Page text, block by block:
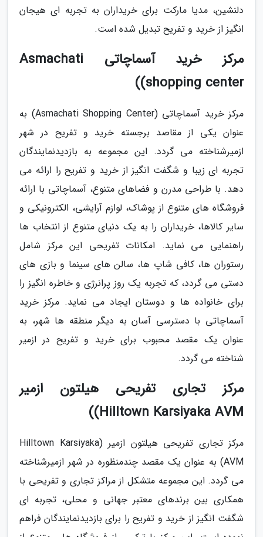
دلنشین، مدیا مارکت برای خریداران به تجربه ای هیجان
انگیز از خرید و تفریح تبدیل شده است.
مرکز خرید آسماچاتی Asmachati
shopping center))
مرکز خرید آسماچاتی (Asmachati Shopping Center) به
عنوان یکی از مقاصد برجسته خرید و تفریح در شهر
ازمیرشناخته می گردد. این مجموعه به بازدیدنمایندگان
تجربه ای زیبا و شگفت انگیز از خرید و تفریح را ارائه می
دهد. با طراحی مدرن و فضاهای متنوع، آسماچاتی با ارائه
فروشگاه های متنوع از پوشاک، لوازم آرایشی، الکترونیکی و
سایر کالاها، خریداران را به یک دنیای متنوع از انتخاب ها
راهنمایی می نماید. امکانات تفریحی این مرکز شامل
رستوران ها، کافی شاپ ها، سالن های سینما و بازی های
دستی می گردد، که تجربه یک روز پرانرژی و خاطره انگیز را
برای خانواده ها و دوستان ایجاد می نماید. مرکز خرید
آسماچاتی با دسترسی آسان به دیگر منطقه ها شهر، به
عنوان یک مقصد محبوب برای خرید و تفریح در ازمیر
شناخته می گردد.
مرکز تجاری تفریحی هیلتون ازمیر
Hilltown Karsiyaka AVM))
مرکز تجاری تفریحی هیلتون ازمیر (Hilltown Karsiyaka
AVM) به عنوان یک مقصد چندمنظوره در شهر ازمیرشناخته
می گردد. این مجموعه متشکل از مراکز تجاری و تفریحی با
همکاری بین برندهای معتبر جهانی و محلی، تجربه ای
شگفت انگیز از خرید و تفریح را برای بازدیدنمایندگان فراهم